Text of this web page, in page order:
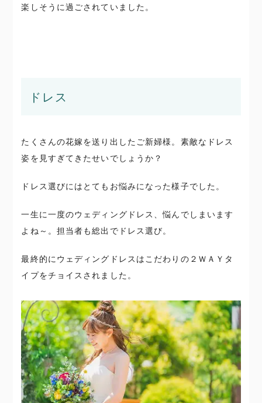
楽しそうに過ごされていました。
ドレス
たくさんの花嫁を送り出したご新婦様。素敵なドレス
姿を見すぎてきたせいでしょうか？
ドレス選びにはとてもお悩みになった様子でした。
一生に一度のウェディングドレス、悩んでしまいます
よね～。担当者も総出でドレス選び。
最終的にウェディングドレスはこだわりの２ＷＡＹタ
イプをチョイスされました。